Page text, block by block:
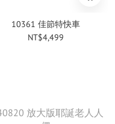
10361 佳節特快車
NT$4,499